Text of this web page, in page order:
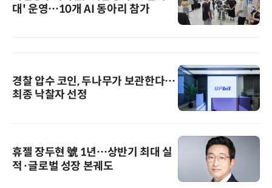
대' 운영…10개 AI 동아리 참가
경찰 압수 코인, 두나무가 보관한다…
최종 낙찰자 선정
휴젤 장두현 號 1년…상반기 최대 실
적·글로벌 성장 본궤도